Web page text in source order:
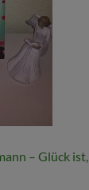
– Glück